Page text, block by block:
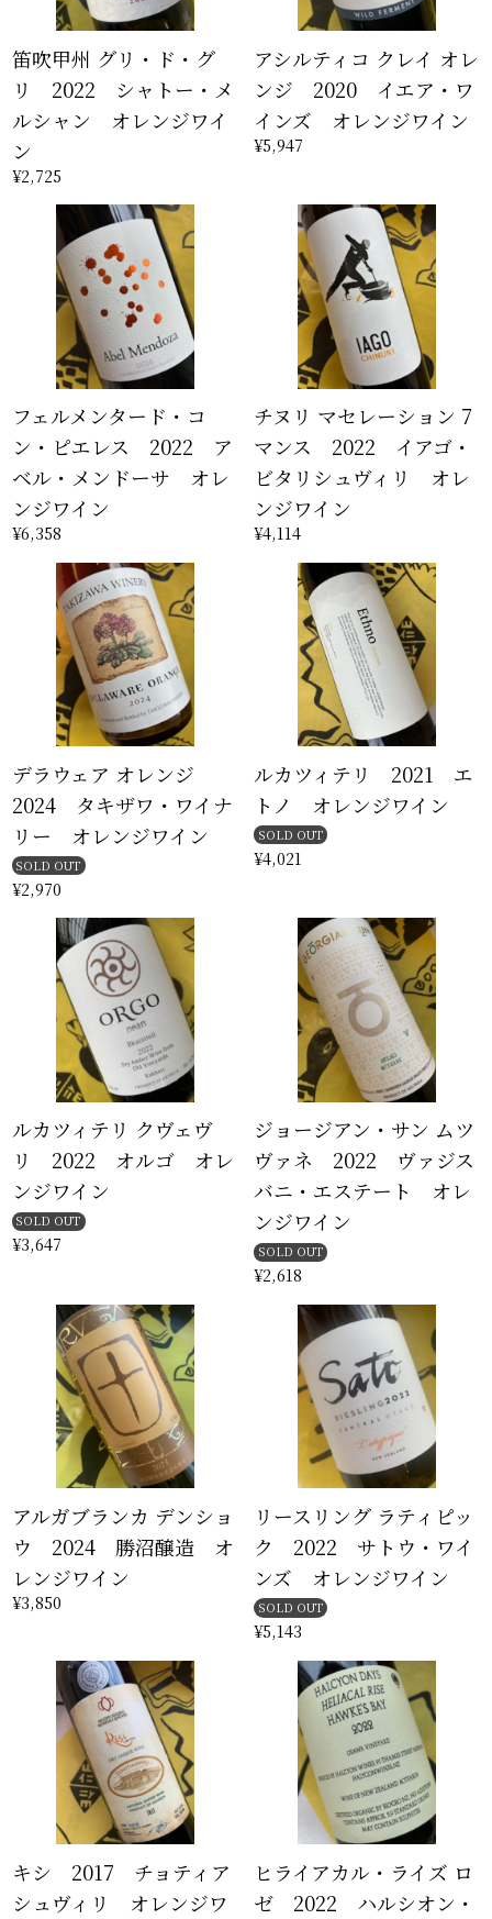
笛吹甲州 グリ・ド・グ
リ 2022 シャトー・メ
ルシャン オレンジワイ
ン
¥2,725
アシルティコ クレイ オレ
ンジ 2020 イエア・ワ
インズ オレンジワイン
¥5,947
フェルメンタード・コ
ン・ピエレス 2022 ア
ベル・メンドーサ オレ
ンジワイン
¥6,358
チヌリ マセレーション 7
マンス 2022 イアゴ・
ビタリシュヴィリ オレ
ンジワイン
¥4,114
デラウェア オレンジ
2024 タキザワ・ワイナ
リー オレンジワイン
SOLD OUT
¥2,970
ルカツィテリ 2021 エ
トノ オレンジワイン
SOLD OUT
¥4,021
ルカツィテリ クヴェヴ
リ 2022 オルゴ オレ
ンジワイン
SOLD OUT
¥3,647
ジョージアン・サン ムツ
ヴァネ 2022 ヴァジス
バニ・エステート オレ
ンジワイン
SOLD OUT
¥2,618
アルガブランカ デンショ
ウ 2024 勝沼醸造 オ
レンジワイン
¥3,850
リースリング ラティピッ
ク 2022 サトウ・ワイ
ンズ オレンジワイン
SOLD OUT
¥5,143
キシ 2017 チョティア
シュヴィリ オレンジワ
ヒライアカル・ライズ ロ
ゼ 2022 ハルシオン・